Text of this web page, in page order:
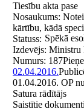
Tiesību akta pase
Nosaukums:
kārtību, kādā
Statuss: Spēkā
Izdevējs: Ministru
Numurs: 187
02.04.2016.
01.04.2016. OP
Satura rādītājs
Saistītie dokumenti